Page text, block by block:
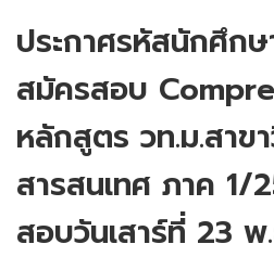
ประกาศรหัสนักศึก
สมัครสอบ
หลักสูตร วท.ม.สาข
สารสนเทศ ภาค 1/
สอบวันเสาร์ที่ 23